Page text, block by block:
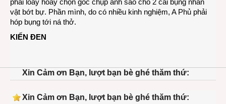
phải loay hoay chọn góc chụp ảnh sao cho 2 cái bụng nhân
vật bớt bự. Phần mình, do có nhiều kinh nghiệm, A Phủ phải
hóp bụng tới ná thở.
KIẾN ĐEN
Xin Cảm ơn Bạn, lượt bạn bè ghé thăm thứ:
Xin Cảm ơn Bạn, lượt bạn bè ghé thăm thứ: